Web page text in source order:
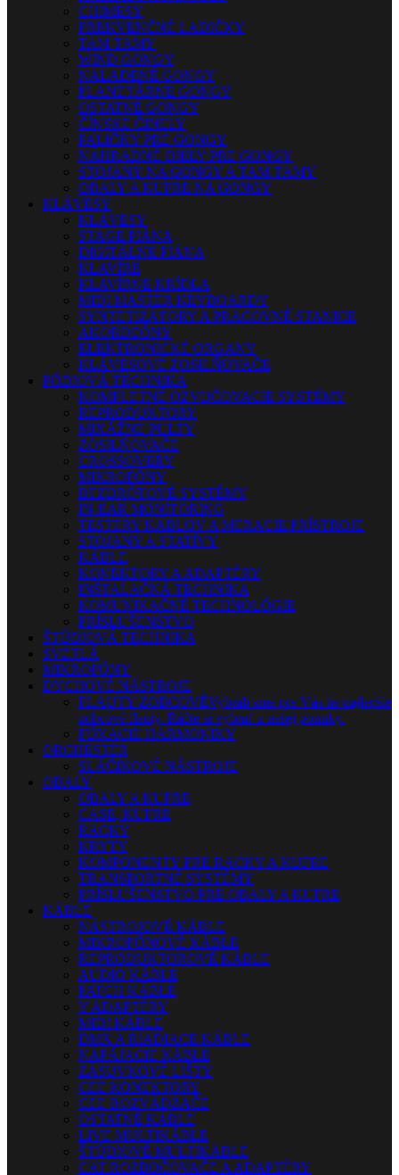
CHIMESY
FREKVENČNÉ LADIČKY
TAM-TAMY
WIND GONGY
NALADENÉ GONGY
PLANETÁRNE GONGY
OSTATNÉ GONGY
ČÍNSKE ČINELY
PALIČKY PRE GONGY
NÁHRADNÉ DIELY PRE GONGY
STOJANY NA GONGY A TAM-TAMY
OBALY A KUFRE NA GONGY
KLÁVESY
KLÁVESY
STAGE PIÁNA
DIGITÁLNE PIÁNA
KLAVÍRE
KLAVÍRNE KRÍDLA
MIDI MASTER KEYBOARDY
SYNTETIZÁTORY A PRACOVNÉ STANICE
AKORDEÓNY
ELEKTRONICKÉ ORGANY
KLÁVESOVÉ ZOSILŇOVAČE
PÓDIOVÁ TECHNIKA
KOMPLETNÉ OZVUČOVACIE SYSTÉMY
REPRODUKTORY
MIXÁŽNE PULTY
ZOSILŇOVAČE
CROSSOVERY
MIKROFÓNY
BEZDRÔTOVÉ SYSTÉMY
IN-EAR MONITORING
TESTERY KÁBLOV A MERACIE PRÍSTROJE
STOJANY A STATÍVY
KÁBLE
KONEKTORY A ADAPTÉRY
INŠTALAČNÁ TECHNIKA
KOMUNIKAČNÉ TECHNOLÓGIE
PRÍSLUŠENSTVO
ŠTÚDIOVÁ TECHNIKA
SVETLÁ
MIKROFÓNY
DYCHOVÉ NÁSTROJE
FLAUTY-ZOBCOVÉVybrali sme pre Vás tie najlepšie
zobcové flauty. Ráčte si vybrať z našej ponuky.
FÚKACIE HARMONIKY
ORCHESTER
SLÁČIKOVÉ NÁSTROJE
OBALY
OBALY A KUFRE
CASE, KUFRE
RACKY
KRYTY
KOMPONENTY PRE RACKY A KUFRE
TRANSPORTNÉ SYSTÉMY
PRÍSLUŠENSTVO PRE OBALY A KUFRE
KÁBLE
NÁSTROJOVÉ KÁBLE
MIKROFÓNOVÉ KÁBLE
REPRODUKTOROVÉ KÁBLE
AUDIO KÁBLE
PATCH KÁBLE
Y ADAPTÉRY
MIDI KÁBLE
DMX A RIADIACE KÁBLE
NAPÁJACIE KÁBLE
ZÁSUVKOVÉ LIŠTY
CEE KONEKTORY
CEE ROZVÁDZAČE
OSTATNÉ KÁBLE
LIVE MULTIKÁBLE
ŠTÚDIOVÉ MULTIKÁBLE
CAT ROZBOČOVAČE A ADAPTÉRY